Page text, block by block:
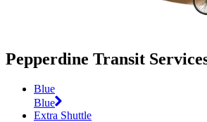
Pepperdine Transit
Blue
Blue
Extra Shuttle